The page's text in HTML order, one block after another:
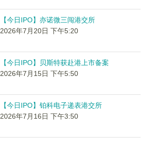
【今日IPO】亦诺微三闯港交所
2026年7月20日 下午5:20
【今日IPO】贝斯特获赴港上市备案
2026年7月15日 下午5:50
【今日IPO】铂科电子递表港交所
2026年7月16日 下午3:50